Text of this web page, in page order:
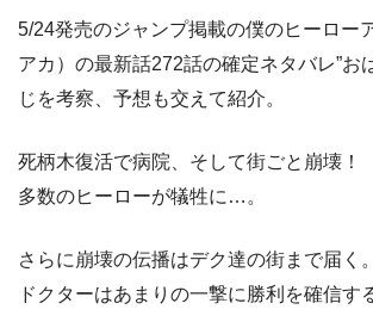
5/24発売のジャンプ掲載の僕のヒーロー
アカ）の最新話272話の確定ネタバレ”お
じを考察、予想も交えて紹介。
死柄木復活で病院、そして街ごと崩壊！
多数のヒーローが犠牲に…。
さらに崩壊の伝播はデク達の街まで届く。
ドクターはあまりの一撃に勝利を確信す